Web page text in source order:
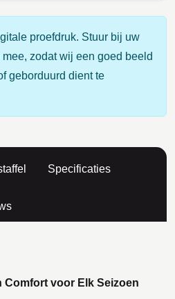
proefdruk. Stuur bij uw
zodat wij een goed beeld
geborduurd dient te
Specificaties
Comfort voor Elk Seizoen